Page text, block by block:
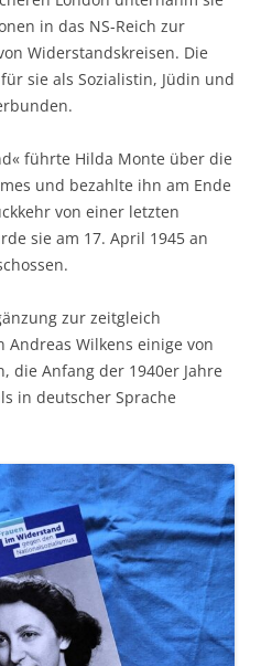
in das NS-Reich zur
Widerstandskreisen. Die
sie als Sozialistin, Jüdin und
führte Hilda Monte über die
und bezahlte ihn am Ende
von einer letzten
sie am 17. April 1945 an
zur zeitgleich
Andreas Wilkens einige von
die Anfang der 1940er Jahre
in deutscher Sprache